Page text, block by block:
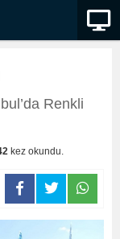
Renkli
kez okundu.